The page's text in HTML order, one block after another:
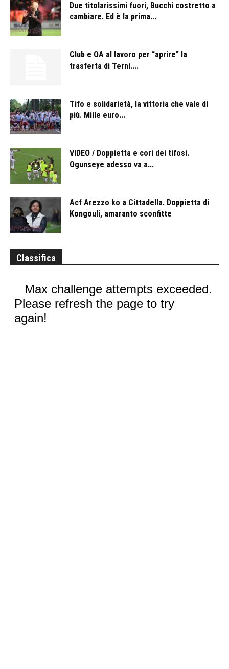
Due titolarissimi fuori, Bucchi costretto a
cambiare. Ed è la prima...
Club e OA al lavoro per “aprire” la
trasferta di Terni....
Tifo e solidarietà, la vittoria che vale di
più. Mille euro...
VIDEO / Doppietta e cori dei tifosi.
Ogunseye adesso va a...
Acf Arezzo ko a Cittadella. Doppietta di
Kongouli, amaranto sconfitte
Classifica